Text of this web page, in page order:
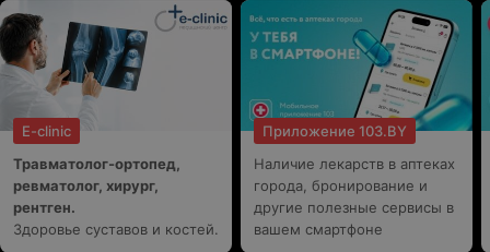
E-clinic
Травматолог-ортопед,
ревматолог, хирург,
рентген.
Здоровье суставов и костей.
Приложение 103.BY
Наличие лекарств в аптеках
города, бронирование и
другие полезные сервисы в
вашем смартфоне